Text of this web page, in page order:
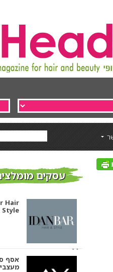
עסקים
Style
אסף